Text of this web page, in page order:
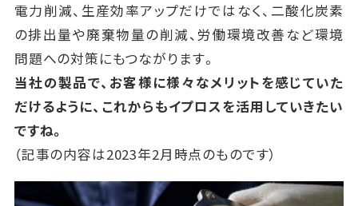
電力削減、生産効率アップだけではなく、二酸化炭素
の排出量や廃棄物量の削減、労働環境改善など環境
問題への対策にもつながります。
当社の製品で、お客様に様々なメリットを感じていた
だけるように、これからもイプロスを活用していきたい
ですね。
（記事の内容は2023年2月時点のものです）